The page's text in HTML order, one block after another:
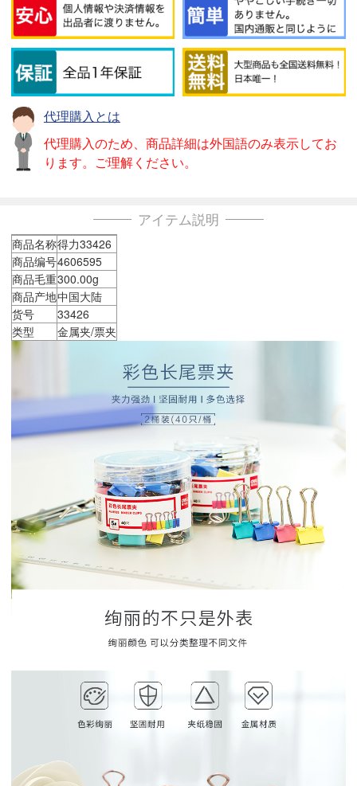
代理購入とは
代理購入のため、商品詳細は外国語のみ表示してお
ります。ご理解ください。
アイテム説明
商品名称得力33426
商品编号4606595
商品毛重300.00g
商品产地中国大陆
货号
33426
类型
金属夹/票夹